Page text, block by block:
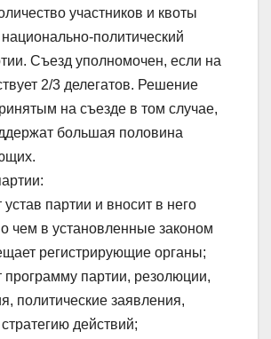
участников и квоты
политический
Съезд уполномочен, если на
2/3 делегатов. Решение
на съезде в том случае,
большая половина
партии и вносит в него
чем в установленные законом
регистрирующие органы;
программу партии, резолюции,
политические заявления,
действий;